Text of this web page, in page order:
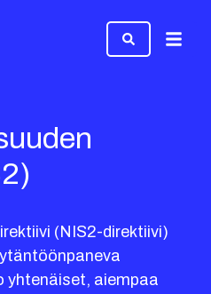
(NIS2-direktiivi)
yhtenäiset, aiempaa